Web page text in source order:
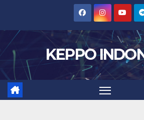
content
KEPPO